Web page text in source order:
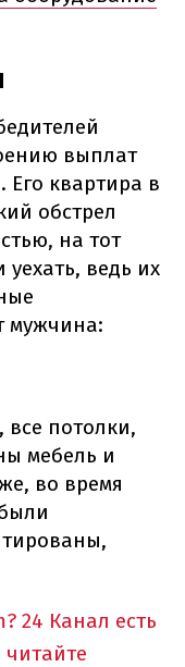
выплат
Его квартира в
обстрел
на тот
ведь их
мужчина:
потолки,
мебель и
во время
24 Канал есть